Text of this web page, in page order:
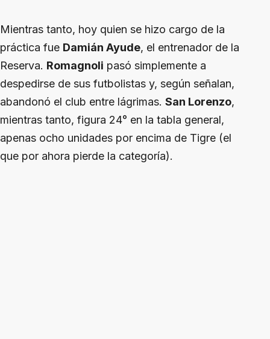
Mientras tanto, hoy quien se hizo cargo de la
práctica fue Damián Ayude, el entrenador de la
Reserva. Romagnoli pasó simplemente a
despedirse de sus futbolistas y, según señalan,
abandonó el club entre lágrimas. San Lorenzo,
mientras tanto, figura 24° en la tabla general,
apenas ocho unidades por encima de Tigre (el
que por ahora pierde la categoría).